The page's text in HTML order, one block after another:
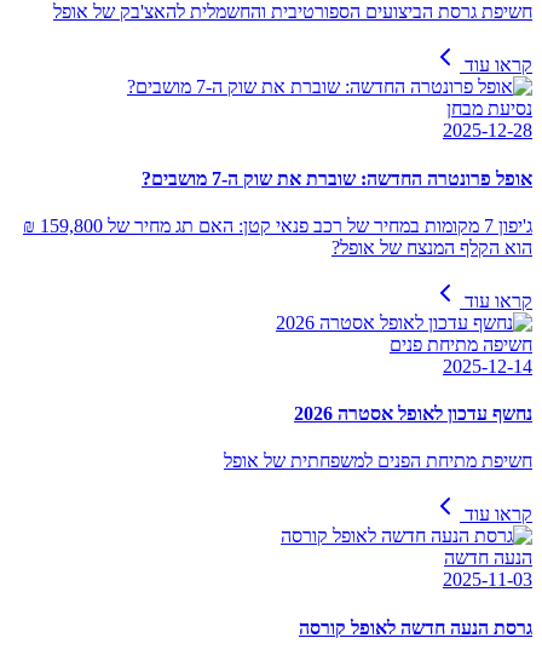
חשיפת גרסת הביצועים הספורטיבית והחשמלית להאצ'בק של אופל
קראו עוד
נסיעת מבחן
2025-12-28
אופל פרונטרה החדשה: שוברת את שוק ה-7 מושבים?
ג'יפון 7 מקומות במחיר של רכב פנאי קטן: האם תג מחיר של 159,800 ₪
הוא הקלף המנצח של אופל?
קראו עוד
חשיפה מתיחת פנים
2025-12-14
נחשף עדכון לאופל אסטרה 2026
חשיפת מתיחת הפנים למשפחתית של אופל
קראו עוד
הנעה חדשה
2025-11-03
גרסת הנעה חדשה לאופל קורסה